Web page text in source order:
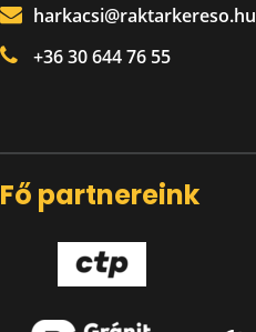
harkacsi@raktarkereso.hu
+36 30 644 76 55
Fő partnereink